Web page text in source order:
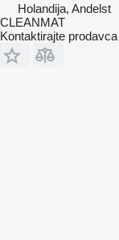
Holandija, Andelst
CLEANMAT
Kontaktirajte prodavca